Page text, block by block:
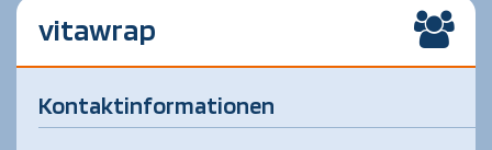
vitawrap
Kontaktinformationen